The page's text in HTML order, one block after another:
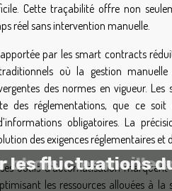
Cette traçabilité offre non
réel sans intervention manuelle.
par les smart contracts
où la gestion
des normes en vigueur.
des réglementations, que ce
obligatoires. La
des exigences réglementaires
outils d’automatisation
les ressources allouées à
choisir les
les fluctuations